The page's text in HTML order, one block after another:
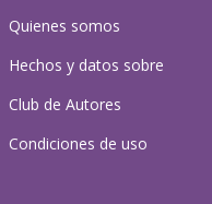
Quienes somos
Hechos y datos sobre
Club de Autores
Condiciones de uso